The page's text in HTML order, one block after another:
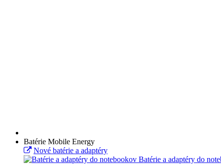
Batérie Mobile Energy
Nové batérie a adaptéry
Batérie a adaptéry do